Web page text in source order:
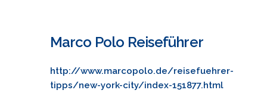
Marco Polo Reiseführer
http://www.marcopolo.de/reisefuehrer-
tipps/new-york-city/index-151877.html